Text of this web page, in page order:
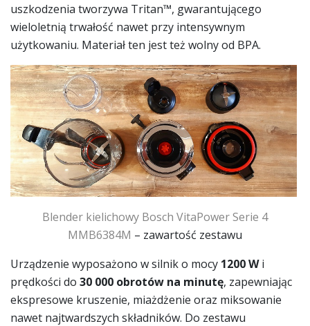
uszkodzenia tworzywa Tritan™, gwarantującego
wieloletnią trwałość nawet przy intensywnym
użytkowaniu. Materiał ten jest też wolny od BPA.
Blender kielichowy Bosch VitaPower Serie 4
MMB6384M – zawartość zestawu
Urządzenie wyposażono w silnik o mocy 1200 Wi
prędkości do 30 000 obrotów na minutę, zapewniając
ekspresowe kruszenie, miażdżenie oraz miksowanie
nawet najtwardszych składników. Do zestawu